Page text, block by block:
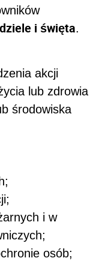
i święta.
akcji
lub zdrowia
środowiska
i w
osób;